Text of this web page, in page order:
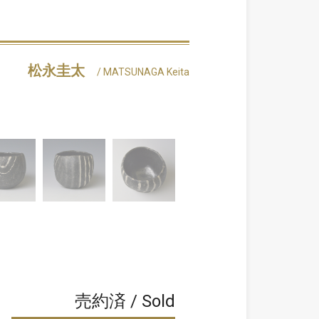
松永圭太 / MATSUNAGA Keita
売約済 / Sold